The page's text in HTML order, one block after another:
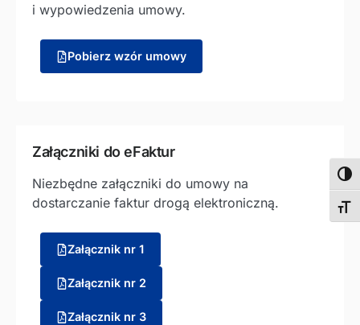
i wypowiedzenia umowy.
Pobierz wzór umowy
Załączniki do eFaktur
Niezbędne załączniki do umowy na
dostarczanie faktur drogą elektroniczną.
Załącznik nr 1
Załącznik nr 2
Załącznik nr 3